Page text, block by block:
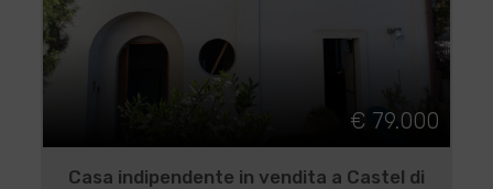
€ 79.000
Casa indipendente in vendita a Castel di